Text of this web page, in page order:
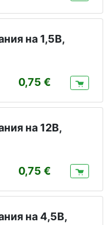
на 1,5В,
0,75
на 12В,
0,75
на 4,5В,